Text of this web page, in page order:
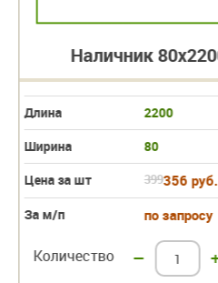
Наличник
Длина
2200
Ширина
80
Цена за шт
399356 руб.
За м/п по запросу
Количество –